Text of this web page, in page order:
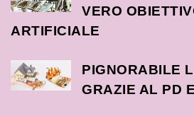
VERO
ARTIFICIALE
PIGNORABILE
GRAZIE AL PD